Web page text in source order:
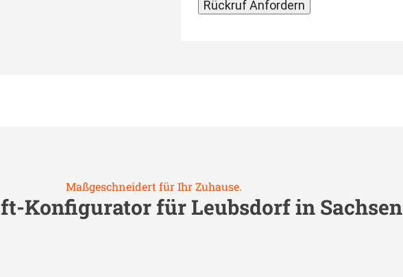
Maßgeschneidert für Ihr Zuhause.
Konfigurator fürLeubsdorf in Sachsen